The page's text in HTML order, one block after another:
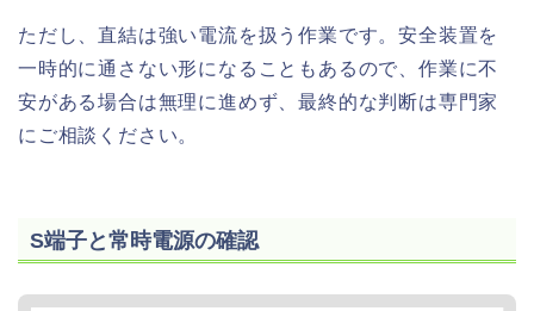
ただし、直結は強い電流を扱う作業です。安全装置を
一時的に通さない形になることもあるので、作業に不
安がある場合は無理に進めず、最終的な判断は専門家
にご相談ください。
S端子と常時電源の確認